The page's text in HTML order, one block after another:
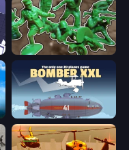
Soldiers - Capture and Control!
Bomber XXL